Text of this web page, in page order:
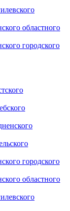
областного
городского
городского
областного